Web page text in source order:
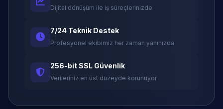
Dijital dönüşüm ile iş süreçlerinizde
7/24 Teknik Destek
Profesyonel ekibimiz her zaman yanınızda
256-bit SSL Güvenlik
Verileriniz en üst düzeyde korunuyor